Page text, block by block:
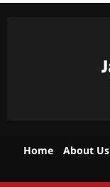
Home About Us